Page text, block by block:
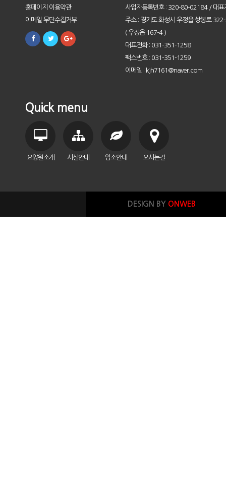
홈페이지 이용약관
이메일 무단수집거부
사업자등록번호 : 320-80-02184 / 대표
주소 : 경기도 화성시 우정읍 쌍봉로
( 우정읍 167-4 )
대표전화 : 031-351-1258
팩스번호 : 031-351-1259
이메일 : kjh7161@naver.com
Quick menu
요양원소개 시설안내 입소안내 오시는길
DESIGN BY ONWEB